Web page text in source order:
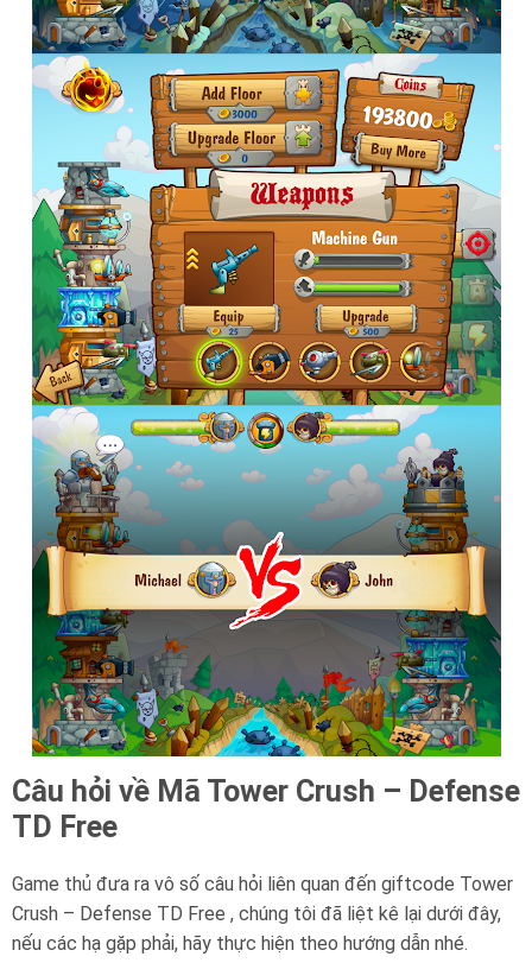
Câu hỏi về Mã Tower Crush – Defense
TD Free
Game thủ đưa ra vô số câu hỏi liên quan đến giftcode Tower
Crush – Defense TD Free , chúng tôi đã liệt kê lại dưới đây,
nếu các hạ gặp phải, hãy thực hiện theo hướng dẫn nhé.